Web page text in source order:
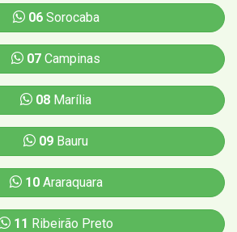
06Sorocaba
07 Campinas
08 Marília
09 Bauru
10Araraquara
11 Ribeirão Preto